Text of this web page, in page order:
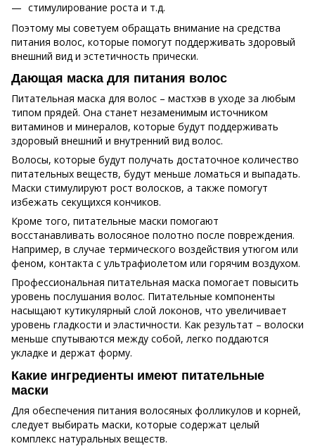
стимулирование роста и т.д.
Поэтому мы советуем обращать внимание на средства
питания волос, которые помогут поддерживать здоровый
внешний вид и эстетичность прически.
Дающая маска для питания волос
Питательная маска для волос – мастхэв в уходе за любым
типом прядей. Она станет незаменимым источником
витаминов и минералов, которые будут поддерживать
здоровый внешний и внутренний вид волос.
Волосы, которые будут получать достаточное количество
питательных веществ, будут меньше ломаться и выпадать.
Маски стимулируют рост волосков, а также помогут
избежать секущихся кончиков.
Кроме того, питательные маски помогают
восстанавливать волосяное полотно после повреждения.
Например, в случае термического воздействия утюгом или
феном, контакта с ультрафиолетом или горячим воздухом.
Профессиональная питательная маска помогает повысить
уровень послушания волос. Питательные компоненты
насыщают кутикулярный слой локонов, что увеличивает
уровень гладкости и эластичности. Как результат – волоски
меньше спутываются между собой, легко поддаются
укладке и держат форму.
Какие ингредиенты имеют питательные
маски
Для обеспечения питания волосяных фолликулов и корней,
следует выбирать маски, которые содержат целый
комплекс натуральных веществ.